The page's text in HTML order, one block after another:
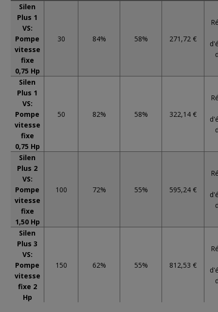
Silen
Plus 1
VS:
Pompe
vitesse
fixe
0,75 Hp
30 84% 58% 271,72 €
Silen
Plus 1
VS:
Pompe
vitesse
fixe
0,75 Hp
50 82% 58% 322,14 €
Silen
Plus 2
VS:
Pompe
vitesse
fixe
1,50 Hp
100 72% 55% 595,24 €
Silen
Plus 3
VS:
Pompe
vitesse
fixe 2
Hp
150 62% 55% 812,53 €